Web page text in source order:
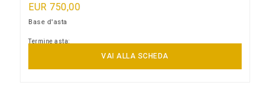
EUR 750,00
Base d'asta
Termine asta:
VAI ALLA SCHEDA